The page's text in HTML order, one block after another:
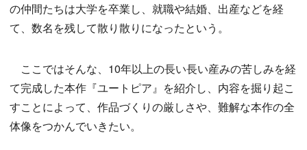
の仲間たちは大学を卒業し、就職や結婚、出産などを経
て、数名を残して散り散りになったという。
ここではそんな、10年以上の長い長い産みの苦しみを経
て完成した本作『ユートピア』を紹介し、内容を掘り起こ
すことによって、作品づくりの厳しさや、難解な本作の全
体像をつかんでいきたい。